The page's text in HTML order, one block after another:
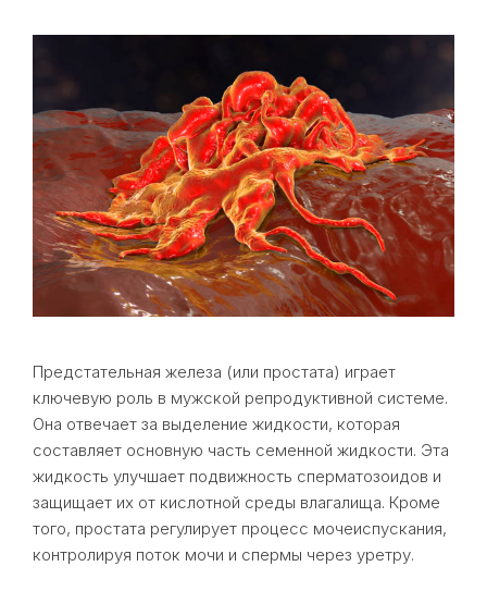
Предстательная железа (или простата) играет
ключевую роль в мужской репродуктивной системе.
Она отвечает за выделение жидкости, которая
составляет основную часть семенной жидкости. Эта
жидкость улучшает подвижность сперматозоидов и
защищает их от кислотной среды влагалища. Кроме
того, простата регулирует процесс мочеиспускания,
контролируя поток мочи и спермы через уретру.